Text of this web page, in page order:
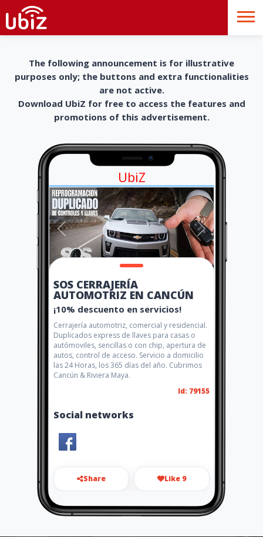
The following announcement is for illustrative
purposes only; the buttons and extra functionalities
are not active.
Download UbiZ for free to access the features and
promotions of this advertisement.
UbiZ
SOS CERRAJERÍA
AUTOMOTRIZ EN CANCÚN
¡10% descuento en servicios!
Cerrajería automotriz, comercial y residencial.
Duplicados express de llaves para casas o
autómoviles, sencillas o con chip, apertura de
autos, control de acceso. Servicio a domicilio
las 24 Horas, los 365 días del año. Cubrimos
Cancún & Riviera Maya.
Id: 79155
Social networks
Share Like 9
sos_cerrajeria@outlook.com